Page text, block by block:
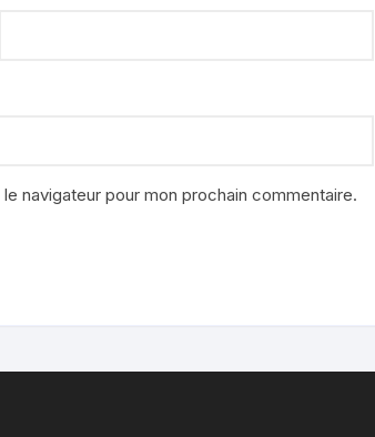
navigateur pour mon prochain commentaire.